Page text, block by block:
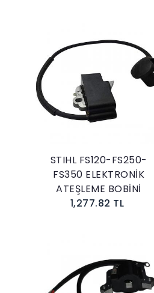
Sepete Ekle
STIHL FS120-FS250-
FS350 ELEKTRONİK
ATEŞLEME BOBİNİ
1,277.82 TL